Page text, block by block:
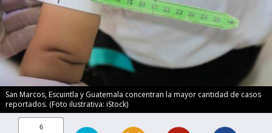
San Marcos, Escuintla y Guatemala concentran la mayor cantidad de casos
reportados. (Foto ilustrativa: iStock)
6